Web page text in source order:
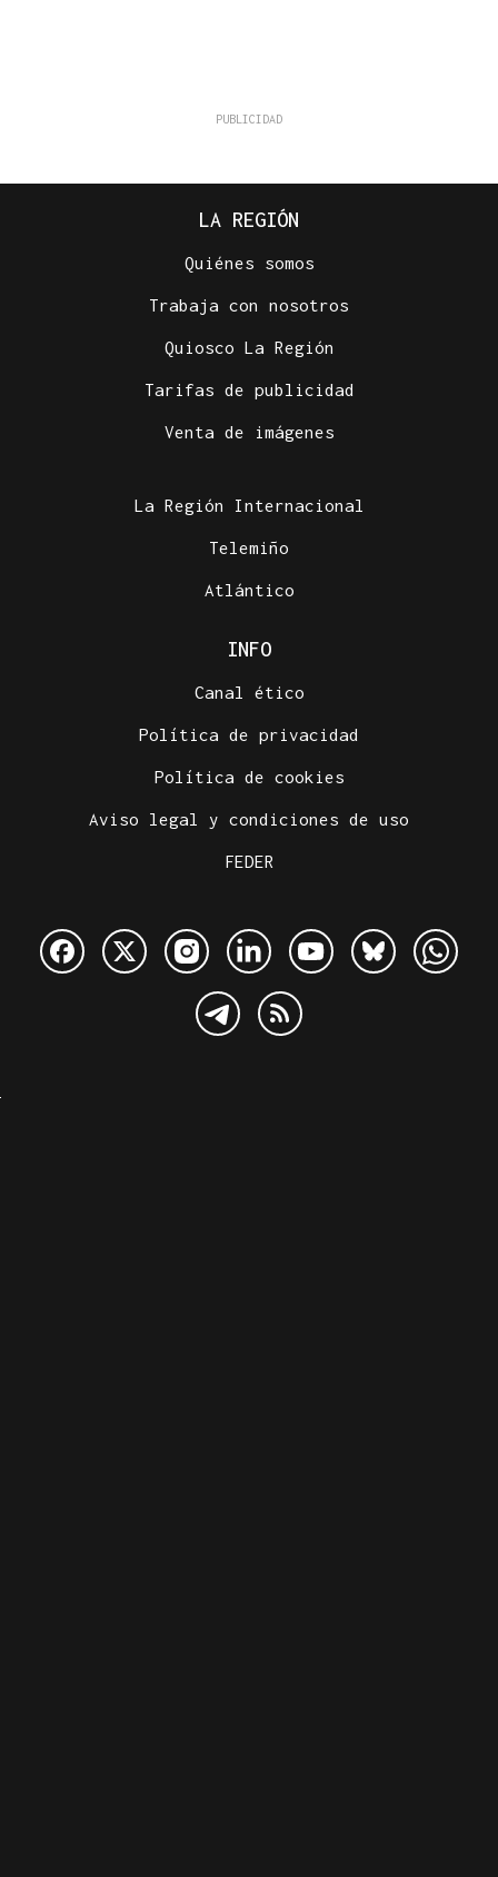
LA REGIÓN
Quiénes somos
Trabaja con nosotros
Quiosco La Región
Tarifas de publicidad
Venta de imágenes
La Región Internacional
Telemiño
Atlántico
INFO
Canal ético
Política de privacidad
Política de cookies
Aviso legal y condiciones de uso
FEDER